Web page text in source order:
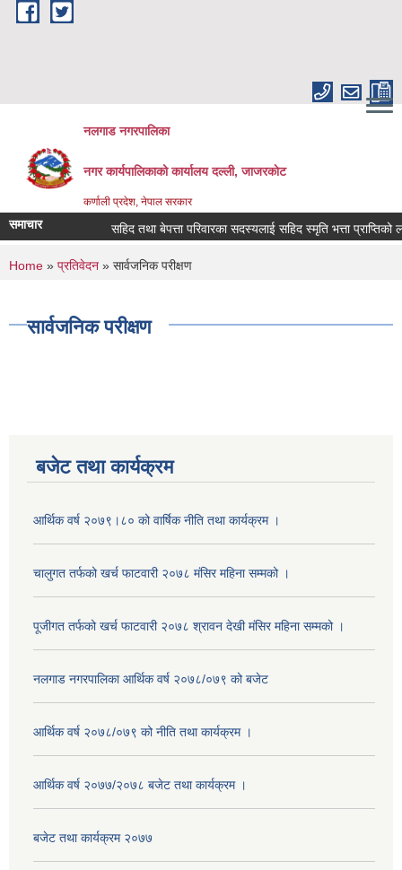
Skip to main content
नलगाड नगरपालिका
नगर कार्यपालिकाको कार्यालय दल्ली, जाजरकाेट
कर्णाली प्रदेश, नेपाल सरकार
समाचार सहिद तथा बेपत्ता परिवारका सदस्यलाई सहिद स्मृति भत्ता प्राप्तिको लागि
You are here
Home » प्रतिवेदन » सार्वजनिक परीक्षण
सार्वजनिक परीक्षण
बजेट तथा कार्यक्रम
आर्थिक वर्ष २०७९।८० को वार्षिक नीति तथा कार्यक्रम ।
चालुगत तर्फको खर्च फाटवारी २०७८ मंसिर महिना सम्मको ।
पूजीगत तर्फको खर्च फाटवारी २०७८ श्रावन देखी मंसिर महिना सम्मको ।
नलगाड नगरपालिका आर्थिक वर्ष २०७८/०७९ को बजेट
आर्थिक वर्ष २०७८/०७९ को नीति तथा कार्यक्रम ।
आर्थिक वर्ष २०७७/२०७८ बजेट तथा कार्यक्रम ।
बजेट तथा कार्यक्रम २०७७